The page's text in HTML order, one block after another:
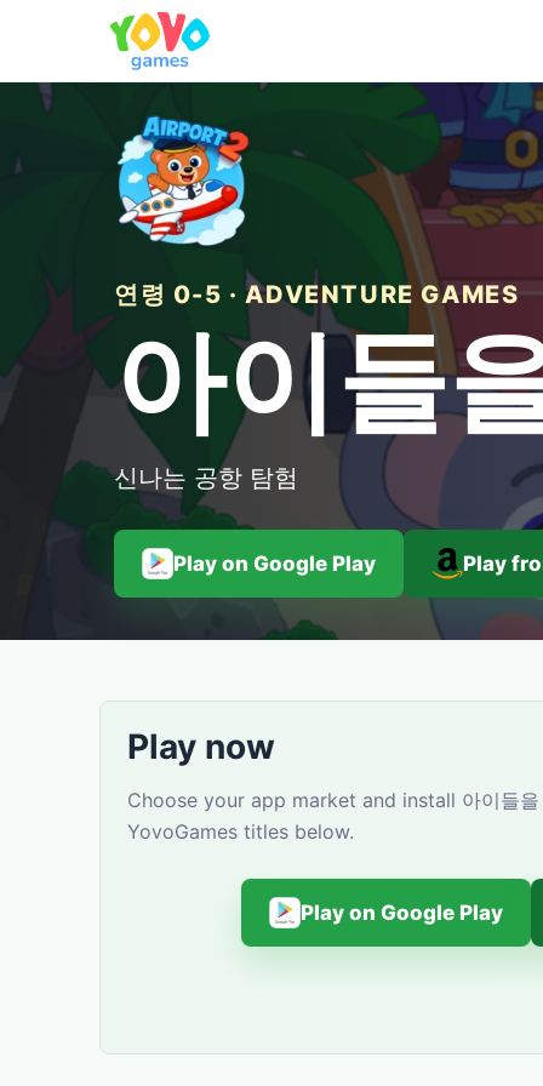
연령 0-5 · ADVENTURE GAMES
아이들
신나는 공항 탐험
Play on Google Play Play
Play now
Choose your app market and install 아이들
YovoGames titles below.
Play on Google Play